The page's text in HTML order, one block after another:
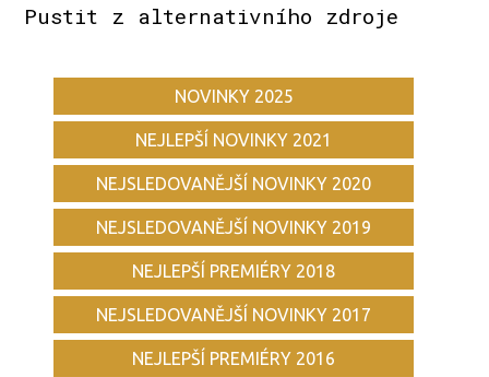
Pustit z alternativního zdroje
NOVINKY 2025
NEJLEPŠÍ NOVINKY 2021
NEJSLEDOVANĚJŠÍ NOVINKY 2020
NEJSLEDOVANĚJŠÍ NOVINKY 2019
NEJLEPŠÍ PREMIÉRY 2018
NEJSLEDOVANĚJŠÍ NOVINKY 2017
NEJLEPŠÍ PREMIÉRY 2016